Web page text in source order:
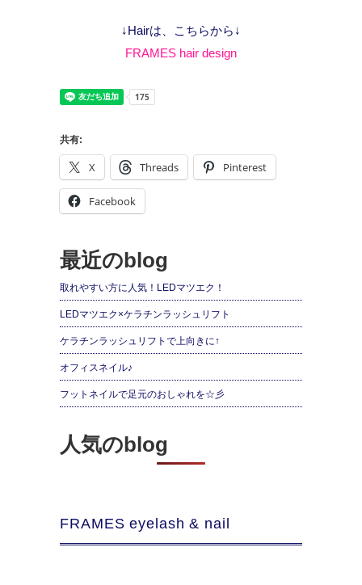
↓Hairは、こちらから↓
FRAMES hair design
共有:
X Threads Pinterest
Facebook
最近のblog
取れやすい方に人気！LEDマツエク！
LEDマツエク×ケラチンラッシュリフト
ケラチンラッシュリフトで上向きに↑
オフィスネイル♪
フットネイルで足元のおしゃれを☆彡
人気のblog
FRAMES eyelash & nail